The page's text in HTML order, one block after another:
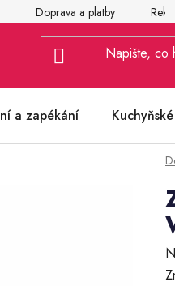
Doprava a platby
a zapékání